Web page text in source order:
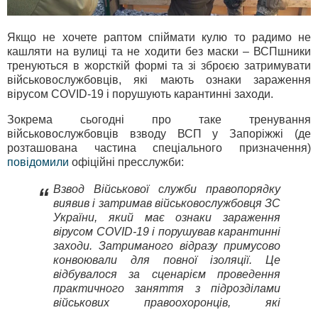
Якщо не хочете раптом спіймати кулю то радимо не
кашляти на вулиці та не ходити без маски – ВСПшники
тренуються в жорсткій формі та зі зброєю затримувати
військовослужбовців, які мають ознаки зараження
вірусом COVID-19 і порушують карантинні заходи.
Зокрема сьогодні про таке тренування
військовослужбовців взводу ВСП у Запоріжжі (де
розташована частина спеціального призначення)
повідомили офіційні пресслужби:
“ Взвод Військової служби правопорядку
виявив і затримав військовослужбовця ЗС
України, який має ознаки зараження
вірусом COVID-19 і порушував карантинні
заходи. Затриманого відразу примусово
конвоювали для повної ізоляції. Це
відбувалося за сценарієм проведення
практичного заняття з підрозділами
військових правоохоронців, які